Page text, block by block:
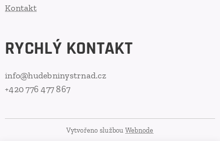
Kontakt
RYCHLÝ KONTAKT
info@hudebninystrnad.cz
+420 776 477 867
Vytvořeno službou Webnode